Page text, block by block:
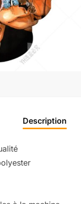
Description